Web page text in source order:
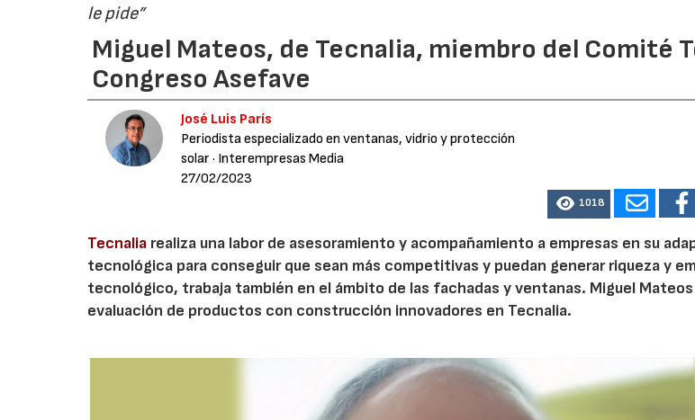
le pide”
Miguel Mateos, de Tecnalia, miembro del Comité
Congreso Asefave
José Luis París
Periodista especializado en ventanas, vidrio y protección
solar · Interempresas Media
27/02/2023
1018
Tecnalia realiza una labor de asesoramiento y acompañamiento a empresas en su
tecnológica para conseguir que sean más competitivas y puedan generar riqueza y
tecnológico, trabaja también en el ámbito de las fachadas y ventanas. Miguel
evaluación de productos con construcción innovadores en Tecnalia.